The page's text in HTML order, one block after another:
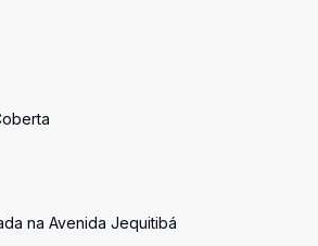
na Avenida Jequitibá